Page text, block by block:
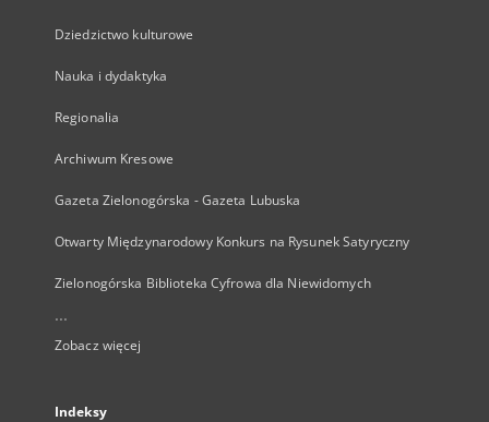
Dziedzictwo kulturowe
Nauka i dydaktyka
Regionalia
Archiwum Kresowe
Gazeta Zielonogórska - Gazeta Lubuska
Otwarty Międzynarodowy Konkurs na Rysunek Satyryczny
Zielonogórska Biblioteka Cyfrowa dla Niewidomych
...
Zobacz więcej
Indeksy